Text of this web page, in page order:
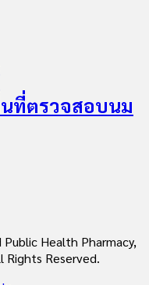
ที่ตรวจสอบนม
Health Pharmacy,
Rights Reserved.